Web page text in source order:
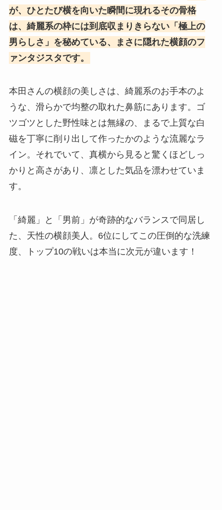
が、ひとたび横を向いた瞬間に現れるその骨格
は、綺麗系の枠には到底収まりきらない「極上の
男らしさ」を秘めている、まさに隠れた横顔のフ
ァンタジスタです。
本田さんの横顔の美しさは、綺麗系のお手本のよ
うな、滑らかで均整の取れた鼻筋にあります。ゴ
ツゴツとした野性味とは無縁の、まるで上質な白
磁を丁寧に削り出して作ったかのような流麗なラ
イン。それでいて、真横から見ると驚くほどしっ
かりと高さがあり、凛とした気品を漂わせていま
す。
「綺麗」と「男前」が奇跡的なバランスで同居し
た、天性の横顔美人。6位にしてこの圧倒的な洗練
度、トップ10の戦いは本当に次元が違います！